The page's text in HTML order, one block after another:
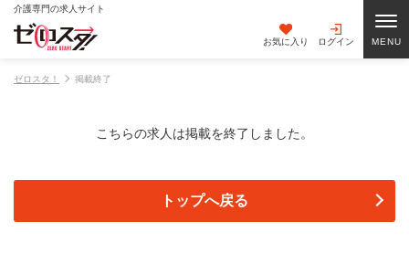
介護専門の求人サイト
お気に入り ログイン
ゼロスタ！ 掲載終了
こちらの求人は掲載を終了しました。
トップへ戻る